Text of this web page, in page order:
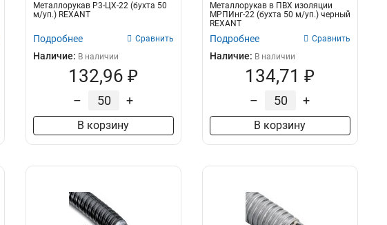
Металлорукав Р3-ЦХ-22 (бухта 50
м/уп.) REXANT
Подробнее Сравнить
Наличие: В наличии
132,96 ₽
– +
В корзину
Металлорукав в ПВХ изоляции
МРПИнг-22 (бухта 50 м/уп.) черный
REXANT
Подробнее Сравнить
Наличие: В наличии
134,71 ₽
– +
В корзину